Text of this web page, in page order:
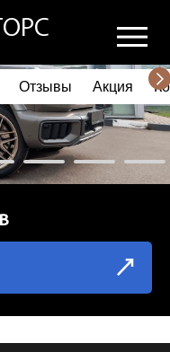
Отзывы Акция